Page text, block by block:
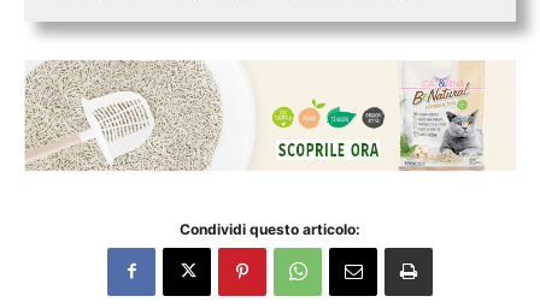
Condividi questo articolo: